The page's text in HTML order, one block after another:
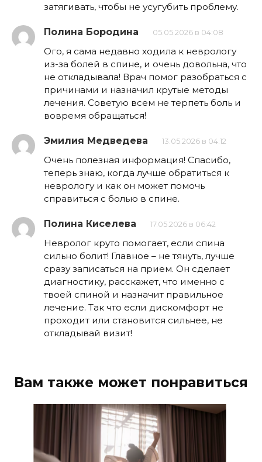
затягивать, чтобы не усугубить проблему.
Полина Бородина 05.05.2026 в 04:08
Ого, я сама недавно ходила к неврологу
из-за болей в спине, и очень довольна, что
не откладывала! Врач помог разобраться с
причинами и назначил крутые методы
лечения. Советую всем не терпеть боль и
вовремя обращаться!
Эмилия Медведева 13.05.2026 в 04:12
Очень полезная информация! Спасибо,
теперь знаю, когда лучше обратиться к
неврологу и как он может помочь
справиться с болью в спине.
Полина Киселева 17.05.2026 в 06:42
Невролог круто помогает, если спина
сильно болит! Главное – не тянуть, лучше
сразу записаться на прием. Он сделает
диагностику, расскажет, что именно с
твоей спиной и назначит правильное
лечение. Так что если дискомфорт не
проходит или становится сильнее, не
откладывай визит!
Вам также может понравиться